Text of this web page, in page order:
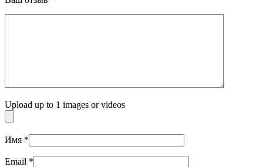
Upload up to 1 images or videos
Имя *
Email *